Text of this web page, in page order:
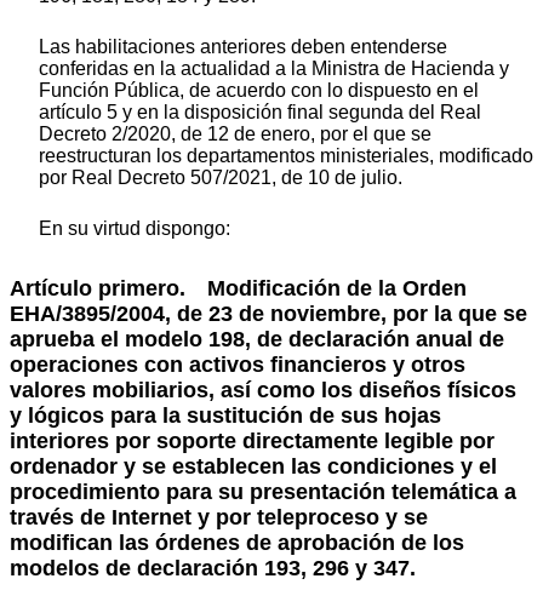
Las habilitaciones anteriores deben entenderse
conferidas en la actualidad a la Ministra de Hacienda y
Función Pública, de acuerdo con lo dispuesto en el
artículo 5 y en la disposición final segunda del Real
Decreto 2/2020, de 12 de enero, por el que se
reestructuran los departamentos ministeriales, modificado
por Real Decreto 507/2021, de 10 de julio.
En su virtud dispongo:
Artículo primero. Modificación de la Orden
EHA/3895/2004, de 23 de noviembre, por la que se
aprueba el modelo 198, de declaración anual de
operaciones con activos financieros y otros
valores mobiliarios, así como los diseños físicos
y lógicos para la sustitución de sus hojas
interiores por soporte directamente legible por
ordenador y se establecen las condiciones y el
procedimiento para su presentación telemática a
través de Internet y por teleproceso y se
modifican las órdenes de aprobación de los
modelos de declaración 193, 296 y 347.